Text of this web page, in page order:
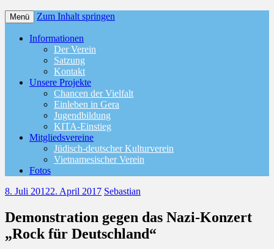
Menü Zum Inhalt springen
Informationen
Der Verein
Satzung
Kontakt
Unsere Projekte
Chancen der Vielfalt
Einleben in Gera
Jugendbildung
KITA-Einstieg
Mitgliedsvereine
Jüdisch-deutscher Kulturverein
Vietnamesischer Verein
Fotos
8. Juli 20122. April 2017 Sebastian
Demonstration gegen das Nazi-Konzert
„Rock für Deutschland“